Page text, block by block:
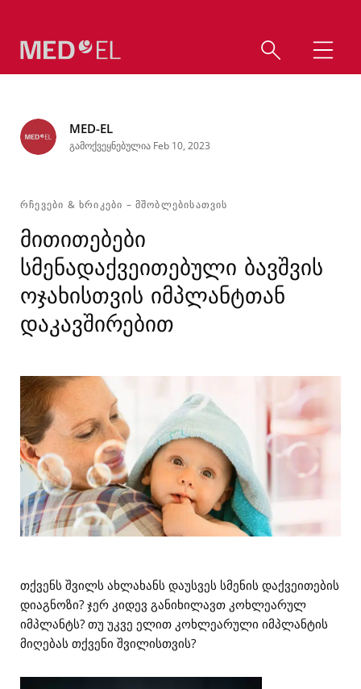
MED-EL
გამოქვეყნებულია Feb 10, 2023
ᲠᲩᲔᲕᲔᲑᲘ & ᲮᲠᲘᲙᲔᲑᲘ – ᲛᲨᲝᲑᲚᲔᲑᲘᲡᲐᲗᲕᲘᲡ
მითითებები
სმენადაქვეითებული ბავშვის
ოჯახისთვის იმპლანტთან
დაკავშირებით
თქვენს შვილს ახლახანს დაუსვეს სმენის დაქვეითების
დიაგნოზი? ჯერ კიდევ განიხილავთ კოხლეარულ
იმპლანტს? თუ უკვე ელით კოხლეარული იმპლანტის
მიღებას თქვენი შვილისთვის?